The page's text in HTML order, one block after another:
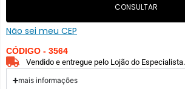
CONSULTAR
Não sei meu CEP
CÓDIGO - 3564
Vendido e entregue pelo Lojão do Especialista.
mais informações